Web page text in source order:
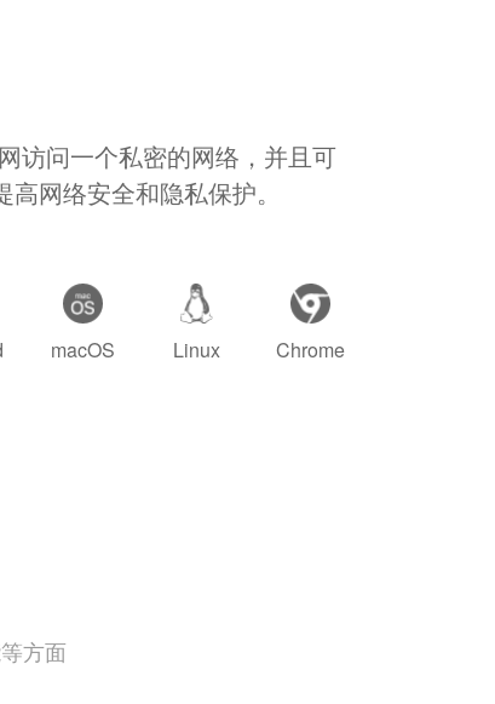
访问一个私密的网络，并且可
网络安全和隐私保护。
macOS Linux Chrome
方面